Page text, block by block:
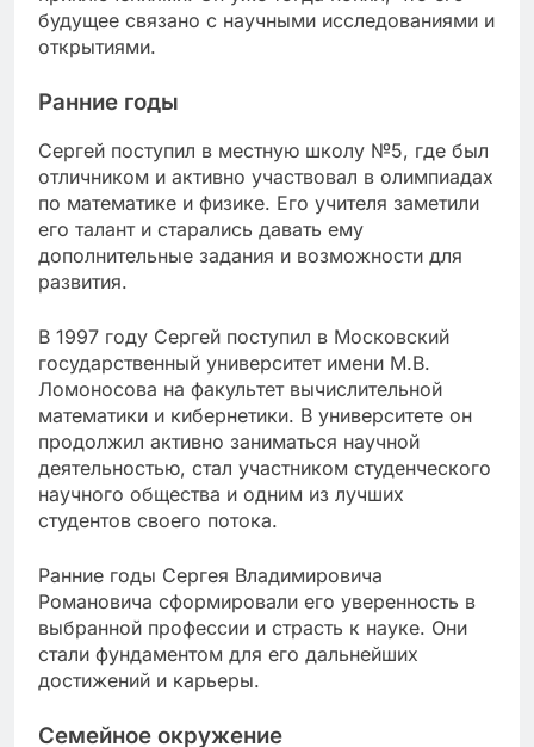
будущее связано с научными исследованиями и
открытиями.
Ранние годы
Сергей поступил в местную школу №5, где был
отличником и активно участвовал в олимпиадах
по математике и физике. Его учителя заметили
его талант и старались давать ему
дополнительные задания и возможности для
развития.
В 1997 году Сергей поступил в Московский
государственный университет имени М.В.
Ломоносова на факультет вычислительной
математики и кибернетики. В университете он
продолжил активно заниматься научной
деятельностью, стал участником студенческого
научного общества и одним из лучших
студентов своего потока.
Ранние годы Сергея Владимировича
Романовича сформировали его уверенность в
выбранной профессии и страсть к науке. Они
стали фундаментом для его дальнейших
достижений и карьеры.
Семейное окружение